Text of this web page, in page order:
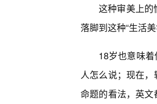
这种审美上
落脚到这种“生活
18岁也意味
人怎么说；现在
命题的看法，英